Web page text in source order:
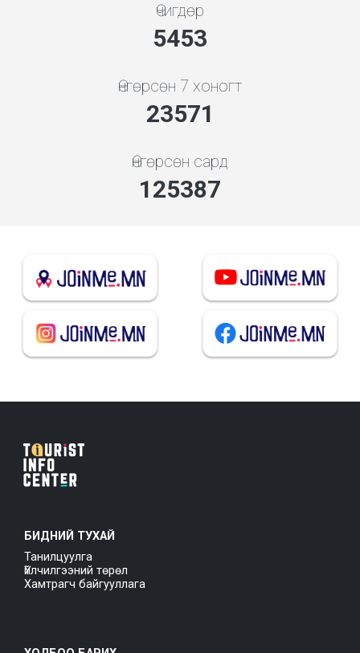
Өчигдөр
5843
Өнгөрсөн 7 хоногт
28286
Өнгөрсөн сард
144677
БИДНИЙ ТУХАЙ
Танилцуулга
Үйлчилгээний төрөл
Хамтрагч байгууллага